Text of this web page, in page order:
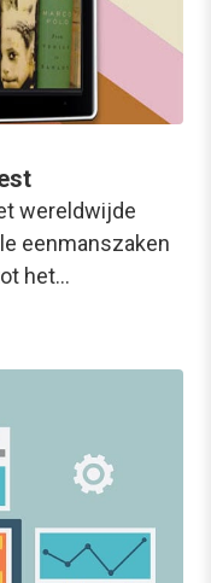
wereldwijde
eenmanszaken
het…